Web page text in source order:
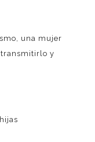
una mujer
y